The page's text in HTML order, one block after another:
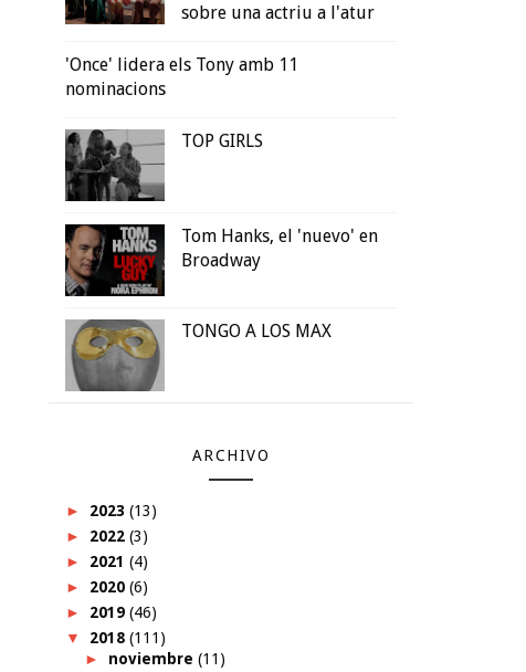
sobre una actriu a l'atur
'Once' lidera els Tony amb 11
nominacions
TOP GIRLS
Tom Hanks, el 'nuevo' en
Broadway
TONGO A LOS MAX
ARCHIVO
► 2023 (13)
► 2022 (3)
► 2021 (4)
► 2020 (6)
► 2019 (46)
▼ 2018 (111)
► noviembre (11)